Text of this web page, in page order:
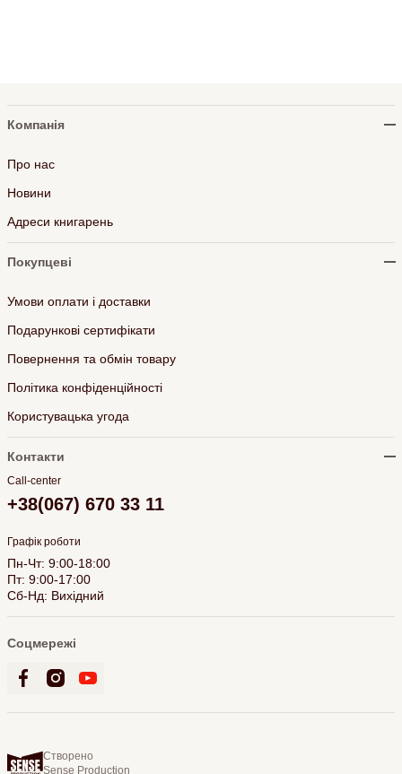
Компанія
Про нас
Новини
Адреси книгарень
Покупцеві
Умови оплати і доставки
Подарункові сертифікати
Повернення та обмін товару
Політика конфіденційності
Користувацька угода
Контакти
Call-center
+38(067) 670 33 11
Графік роботи
Пн-Чт: 9:00-18:00
Пт: 9:00-17:00
Сб-Нд: Вихідний
Соцмережі
Створено
Sense Production